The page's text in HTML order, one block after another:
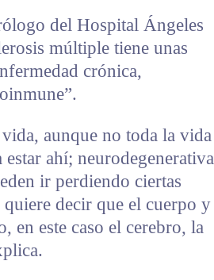
del Hospital Ángeles
múltiple tiene unas
crónica,
aunque no toda la vida
ahí; neurodegenerativa
ir perdiendo ciertas
decir que el cuerpo y
en este caso el cerebro, la